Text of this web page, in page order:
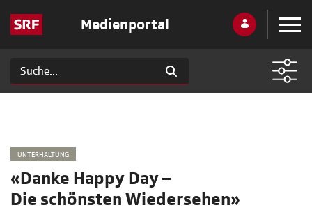
Medienportal
UNTERHALTUNG
«Danke Happy Day –
Die schönsten Wiedersehen»